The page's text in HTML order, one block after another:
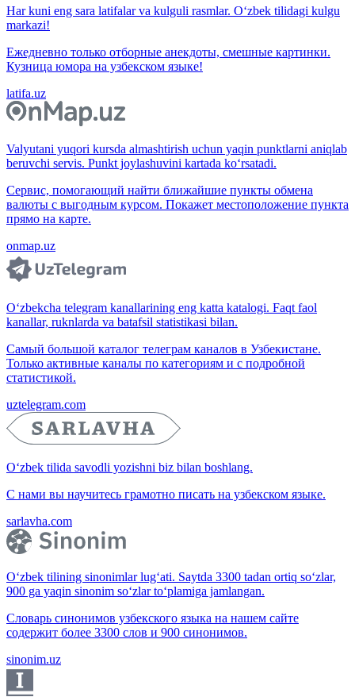
Har kuni eng sara latifalar va kulguli rasmlar. O‘zbek tilidagi kulgu
markazi!
Ежедневно только отборные анекдоты, смешные картинки.
Кузница юмора на узбекском языке!
latifa.uz
Valyutani yuqori kursda almashtirish uchun yaqin punktlarni aniqlab
beruvchi servis. Punkt joylashuvini kartada ko‘rsatadi.
Сервис, помогающий найти ближайшие пункты обмена
валюты с выгодным курсом. Покажет местоположение пункта
прямо на карте.
onmap.uz
O‘zbekcha telegram kanallarining eng katta katalogi. Faqt faol
kanallar, ruknlarda va batafsil statistikasi bilan.
Самый большой каталог телеграм каналов в Узбекистане.
Только активные каналы по категориям и с подробной
статистикой.
uztelegram.com
O‘zbek tilida savodli yozishni biz bilan boshlang.
С нами вы научитесь грамотно писать на узбекском языке.
sarlavha.com
O‘zbek tilining sinonimlar lug‘ati. Saytda 3300 tadan ortiq so‘zlar,
900 ga yaqin sinonim so‘zlar to‘plamiga jamlangan.
Словарь синонимов узбекского языка на нашем сайте
содержит более 3300 слов и 900 синонимов.
sinonim.uz